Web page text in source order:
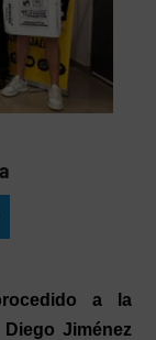
a la
Jiménez